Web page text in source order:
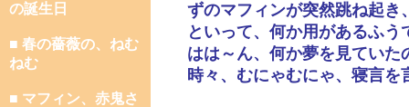
の誕生日
■ 春の薔薇の、ねむ
ねむ
■ マフィン、赤鬼さ
ずのマフィンが突然跳ね起き
といって、何か用があるふ
はは～ん、何か夢を見ていた
時々、むにゃむにゃ、寝言を